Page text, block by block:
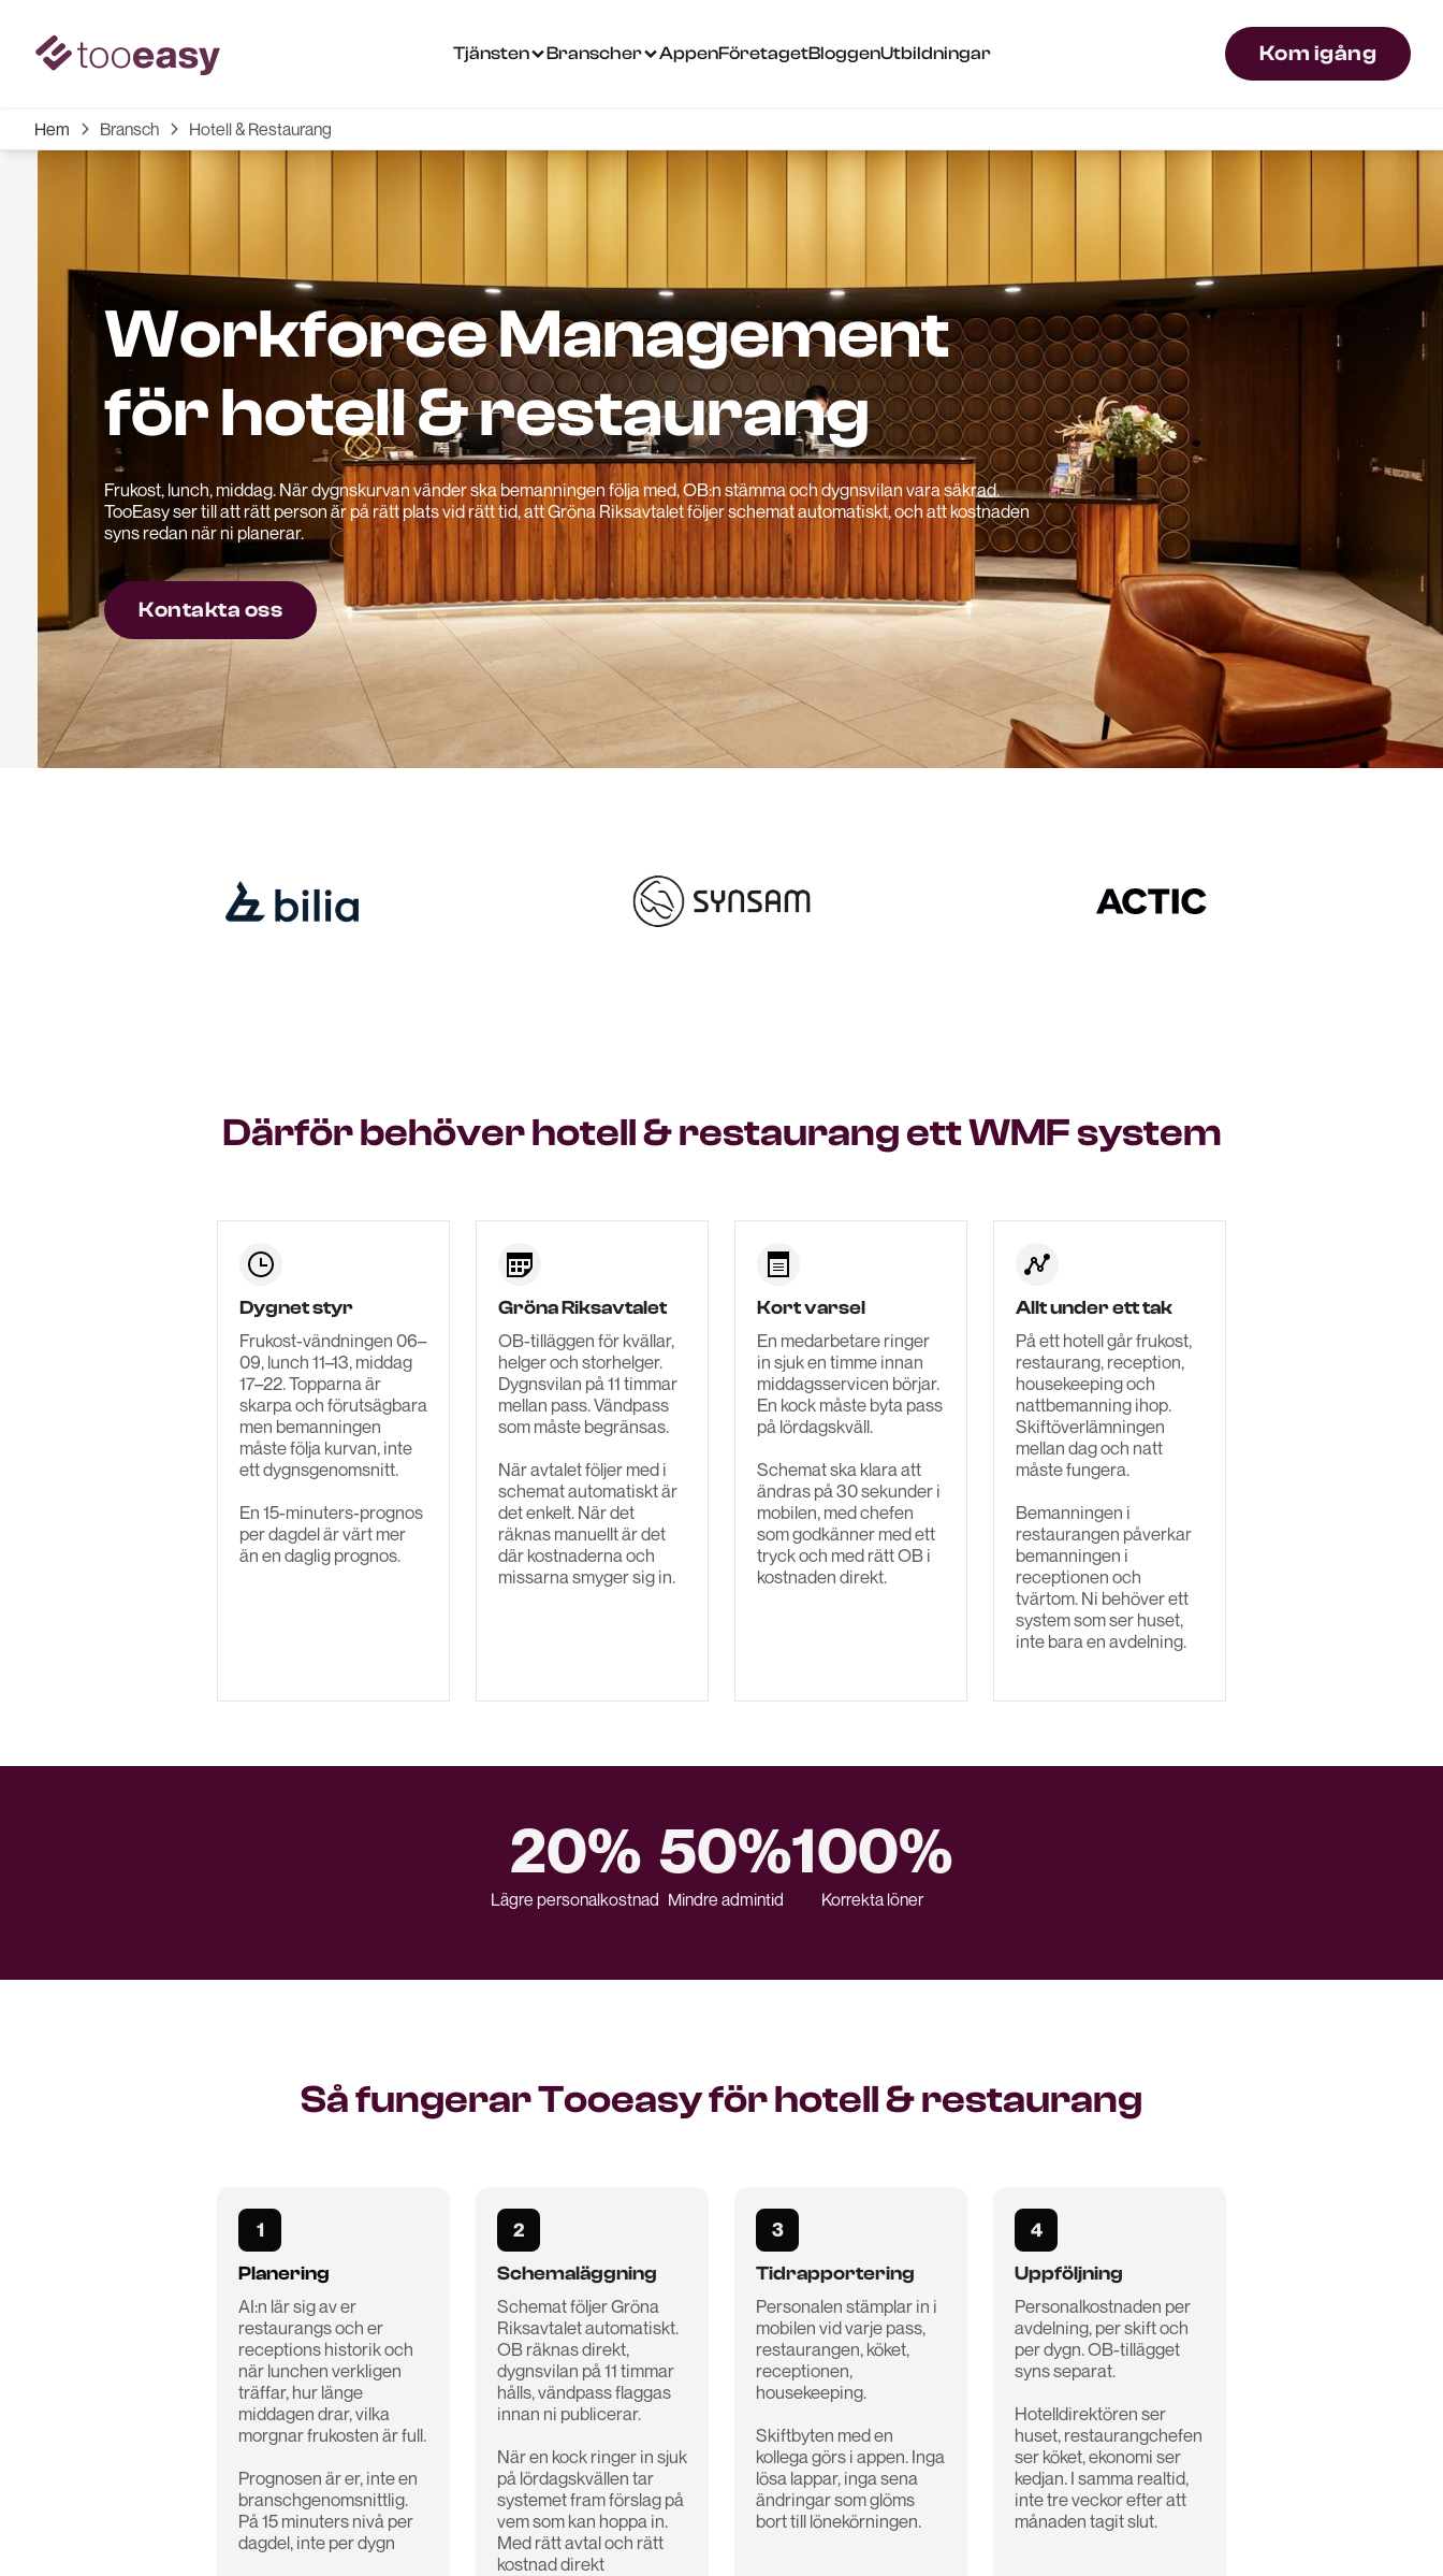
Tjänsten Branscher AppenFöretagetBloggenUtbildningar Kom igång
Hem  Bransch  Hotell & Restaurang
Workforce Management
för hotell & restaurang
Frukost, lunch, middag. När dygnskurvan vänder ska bemanningen följa med, OB:n stämma och dygnsvilan vara säkrad.
TooEasy ser till att rätt person är på rätt plats vid rätt tid, att Gröna Riksavtalet följer schemat automatiskt, och att kostnaden
syns redan när ni planerar.
Kontakta oss
Därför behöver hotell & restaurang ett WMF system
Dygnet styr
Frukost-vändningen 06–
09, lunch 11–13, middag
17–22. Topparna är
skarpa och förutsägbara
men bemanningen
måste följa kurvan, inte
ett dygnsgenomsnitt.
En 15-minuters-prognos
per dagdel är värt mer
än en daglig prognos.
Gröna Riksavtalet
OB-tilläggen för kvällar,
helger och storhelger.
Dygnsvilan på 11 timmar
mellan pass. Vändpass
som måste begränsas.
När avtalet följer med i
schemat automatiskt är
det enkelt. När det
räknas manuellt är det
där kostnaderna och
missarna smyger sig in.
Kort varsel
En medarbetare ringer
in sjuk en timme innan
middagsservicen börjar.
En kock måste byta pass
på lördagskväll.
Schemat ska klara att
ändras på 30 sekunder i
mobilen, med chefen
som godkänner med ett
tryck och med rätt OB i
kostnaden direkt.
Allt under ett tak
På ett hotell går frukost,
restaurang, reception,
housekeeping och
nattbemanning ihop.
Skiftöverlämningen
mellan dag och natt
måste fungera.
Bemanningen i
restaurangen påverkar
bemanningen i
receptionen och
tvärtom. Ni behöver ett
system som ser huset,
inte bara en avdelning.
20%
Lägre personalkostnad
50%
Mindre admintid
100%
Korrekta löner
Så fungerar Tooeasy för hotell & restaurang
1
Planering
AI:n lär sig av er
restaurangs och er
receptions historik och
när lunchen verkligen
träffar, hur länge
middagen drar, vilka
morgnar frukosten är full.
Prognosen är er, inte en
branschgenomsnittlig.
På 15 minuters nivå per
dagdel, inte per dygn
2
Schemaläggning
Schemat följer Gröna
Riksavtalet automatiskt.
OB räknas direkt,
dygnsvilan på 11 timmar
hålls, vändpass flaggas
innan ni publicerar.
När en kock ringer in sjuk
på lördagskvällen tar
systemet fram förslag på
vem som kan hoppa in.
Med rätt avtal och rätt
kostnad direkt
3
Tidrapportering
Personalen stämplar in i
mobilen vid varje pass,
restaurangen, köket,
receptionen,
housekeeping.
Skiftbyten med en
kollega görs i appen. Inga
lösa lappar, inga sena
ändringar som glöms
bort till lönekörningen.
4
Uppföljning
Personalkostnaden per
avdelning, per skift och
per dygn. OB-tillägget
syns separat.
Hotelldirektören ser
huset, restaurangchefen
ser köket, ekonomi ser
kedjan. I samma realtid,
inte tre veckor efter att
månaden tagit slut.